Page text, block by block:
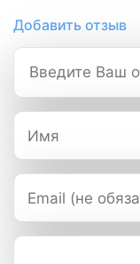
Добавить отзыв